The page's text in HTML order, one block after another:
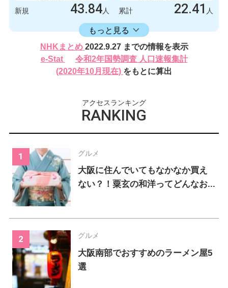
新規 43.84 人 累計 22.41 人
もっと見る
16406.17人
感染者数
620人
死亡者数
新規
232024人 累計
NHKまとめ 2022.9.27 までの情報を表示
e-Stat
令和2年国勢調査 人口速報集計
(2020年10月現在) をもとに算出
アクセスランキング
RANKING
グルメ
大阪に住んでいてもなかなか買え
ない？！粟玄の和洋ってどんなお...
グルメ
大阪南部でおすすめのラーメン屋5
選